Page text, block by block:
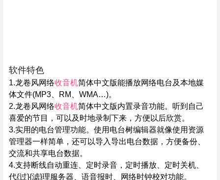
软件特色
1.龙卷风网络收音机简体中文版能播放网络电台及本地媒
体文件(MP3、RM、WMA…)。
2.龙卷风网络收音机简体中文版内置录音功能。听到自己
喜爱的节目，可以及时地录制下来，方便以后欣赏。
3.实用的电台管理功能。使用电台树编辑器就像使用资源
管理器一样简单，还可以导入导出电台数据，方便备份、
交流和共享电台数据。
4.支持断线自动重连、定时录音，定时播放、定时关机、
代{过}{滤}理服务器、语音报时、网络时钟校对功能。